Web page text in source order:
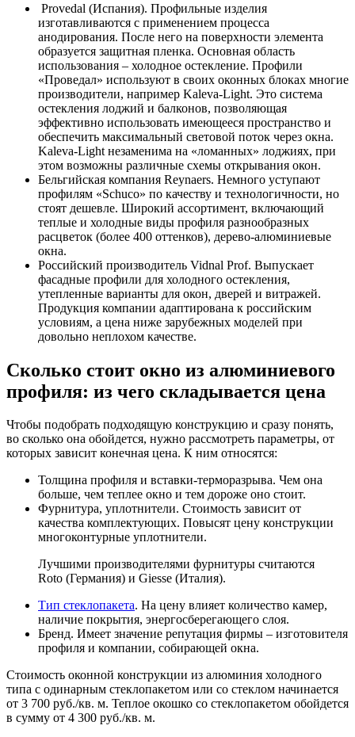
Provedal (Испания). Профильные изделия
изготавливаются с применением процесса
анодирования. После него на поверхности элемента
образуется защитная пленка. Основная область
использования – холодное остекление. Профили
«Проведал» используют в своих оконных блоках многие
производители, например Kaleva-Light. Это система
остекления лоджий и балконов, позволяющая
эффективно использовать имеющееся пространство и
обеспечить максимальный световой поток через окна.
Kaleva-Light незаменима на «ломанных» лоджиях, при
этом возможны различные схемы открывания окон.
Бельгийская компания Reynaers. Немного уступают
профилям «Schuсo» по качеству и технологичности, но
стоят дешевле. Широкий ассортимент, включающий
теплые и холодные виды профиля разнообразных
расцветок (более 400 оттенков), дерево-алюминиевые
окна.
Российский производитель Vidnal Prof. Выпускает
фасадные профили для холодного остекления,
утепленные варианты для окон, дверей и витражей.
Продукция компании адаптирована к российским
условиям, а цена ниже зарубежных моделей при
довольно неплохом качестве.
Сколько стоит окно из алюминиевого
профиля: из чего складывается цена
Чтобы подобрать подходящую конструкцию и сразу понять,
во сколько она обойдется, нужно рассмотреть параметры, от
которых зависит конечная цена. К ним относятся:
Толщина профиля и вставки-терморазрыва. Чем она
больше, чем теплее окно и тем дороже оно стоит.
Фурнитура, уплотнители. Стоимость зависит от
качества комплектующих. Повысят цену конструкции
многоконтурные уплотнители.
Лучшими производителями фурнитуры считаются
Roto (Германия) и Giesse (Италия).
Тип стеклопакета. На цену влияет количество камер,
наличие покрытия, энергосберегающего слоя.
Бренд. Имеет значение репутация фирмы – изготовителя
профиля и компании, собирающей окна.
Стоимость оконной конструкции из алюминия холодного
типа с одинарным стеклопакетом или со стеклом начинается
от 3 700 руб./кв. м. Теплое окошко со стеклопакетом обойдется
в сумму от 4 300 руб./кв. м.